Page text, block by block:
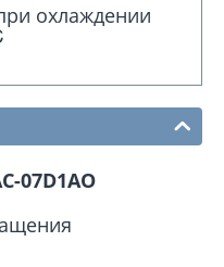
охлаждении
07D1AO